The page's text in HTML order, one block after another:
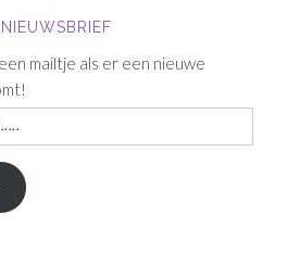
NIEUWSBRIEF
mailtje als er een nieuwe